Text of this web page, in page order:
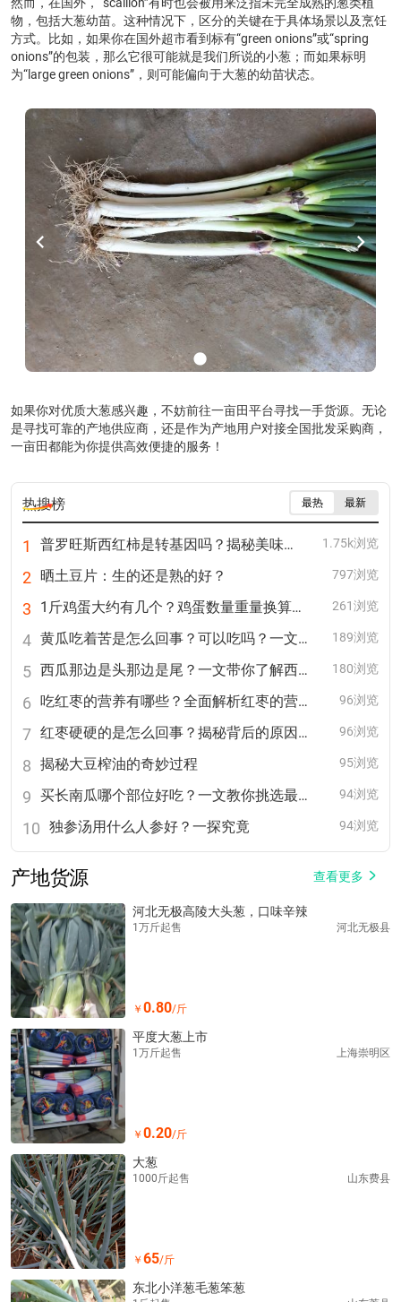
物，包括大葱幼苗。这种情况下，区分的关键在于具体场景以及烹饪
方式。比如，如果你在国外超市看到标有“green onions”或“spring
onions”的包装，那么它很可能就是我们所说的小葱；而如果标明
为“large green onions”，则可能偏向于大葱的幼苗状态。
lens
chevron_left chevron_right
如果你对优质大葱感兴趣，不妨前往一亩田平台寻找一手货源。无论
是寻找可靠的产地供应商，还是作为产地用户对接全国批发采购商，
一亩田都能为你提供高效便捷的服务！
最热 最新
热搜榜
1 普罗旺斯西红柿是转基因吗？揭秘美味背后的真相！ 1.75k浏览
2 晒土豆片：生的还是熟的好？ 797浏览
3 1斤鸡蛋大约有几个？鸡蛋数量重量换算详解 261浏览
4 黄瓜吃着苦是怎么回事？可以吃吗？一文告诉你真相 189浏览
5 西瓜那边是头那边是尾？一文带你了解西瓜的奇妙世界 180浏览
6 吃红枣的营养有哪些？全面解析红枣的营养价值 96浏览
7 红枣硬硬的是怎么回事？揭秘背后的原因与解决方法 96浏览
8 揭秘大豆榨油的奇妙过程 95浏览
9 买长南瓜哪个部位好吃？一文教你挑选最美味的南瓜部位 94浏览
10 独参汤用什么人参好？一探究竟 94浏览
产地货源 查看更多
河北无极高陵大头葱，口味辛辣
1万斤起售 河北无极县
￥ 0.80/斤
平度大葱上市
1万斤起售 上海崇明区
￥ 0.20/斤
大葱
1000斤起售 山东费县
￥ 65/斤
东北小洋葱毛葱笨葱